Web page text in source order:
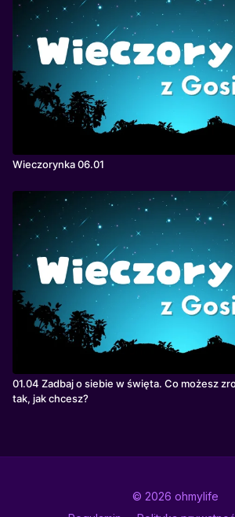
Wieczorynka 06.01
01.04 Zadbaj o siebie w święta. Co możesz
tak, jak chcesz?
© 2026 ohmylife